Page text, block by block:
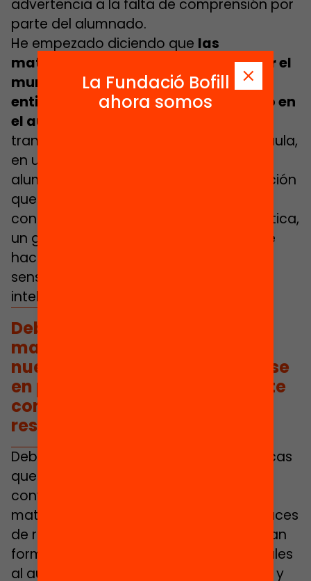
advertencia a la falta de comprensión por
parte del alumnado.
He empezado diciendo que las
matemáticas nos ayudan a entender el
mundo, pero esto no ocurre si no
entiendo antes lo que estoy haciendo en
el aula de mates
transformar lo que he trabajado en el aula,
en una competencia. Cuando estos
alumnos se encuentren ante una situación
que requiera que apliquen su
conocimiento y competencia matemática,
un grueso del grupo no sabrá qué debe
hacer, se sentirá perdido y con la
sensación de no ser lo suficientemente
inteligente.
Debemos llevar al aula unas
matemáticas que impulsen a
nuestro alumnado a convertirse
en personas matemáticamente
competentes, capaces de
resolver situaciones reales.
Debemos llevar al aula unas matemáticas
que impulsen a nuestro alumnado a
convertirse en personas
matemáticamente competentes, capaces
de resolver situaciones reales. Y una gran
forma de acercar estas situaciones reales
al aula es generar situaciones de juego y
La Fundació Bofill
ahora somos